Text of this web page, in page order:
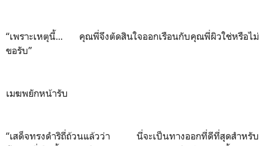
“เพราะเหตุนี้... คุณพี่จึงตัดสินใจออกเรือนกับคุณพี่ผิวใช่หรือไม่
ขอรับ”
เมฆพยักหน้ารับ
“เสด็จทรงดำริถี่ถ้วนแล้วว่า นี่จะเป็นทางออกที่ดีที่สุดสำหรับ